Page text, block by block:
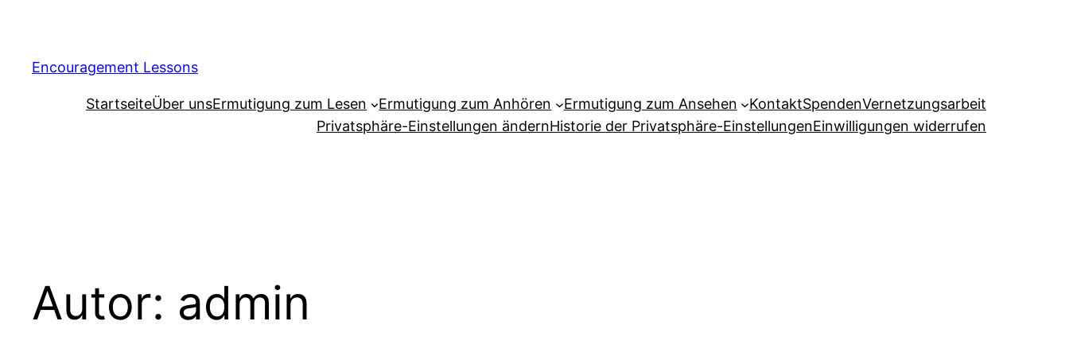
Encouragement Lessons
StartseiteÜber unsErmutigung zum Lesen Ermutigung zum Anhören Ermutigung zum Ansehen KontaktSpendenVernetzungsarbeit
Privatsphäre-Einstellungen ändernHistorie der Privatsphäre-EinstellungenEinwilligungen widerrufen
Autor: admin